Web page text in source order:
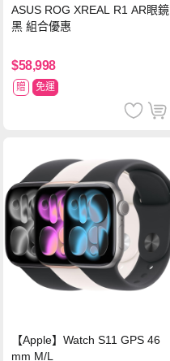
ASUS ROG XREAL R1 AR眼鏡
黑 組合優惠
$58,998
贈 免運
【Apple】Watch S11 GPS 46
mm M/L